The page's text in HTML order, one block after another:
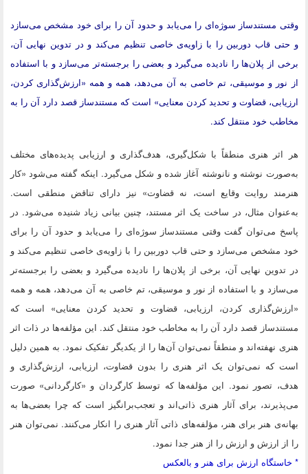
وقتی مستندساز سوژه‌ای را می‌یابد و حدود آن را برای خود مشخص می‌سازد
و حتی قاب دوربین را با زاویه‌ی خاصی تنظیم می‌کند و در تدوین نهایی آن،
برخی از پلان‌ها را نادیده می‌گیرد و بعضی را برجسته‌تر می‌سازد و با استفاده
از نور و موسیقی، تم خاصی به آن می‌دهد، همه و همه «ارزش‌گذاری کردن،
ارزیابی، قضاوت و تحدید کردن معنایی» است که مستندساز قصد دارد آن را به
مخاطب خود منتقل کند.
هر اثر هنری منطقاً با شکل‌گیری، هدف‌گذاری و ارزیابی پدیده‌های مختلف
به‌صورت نوشته و نانوشته آغاز شده و شکل می‌گیرد. اینکه گفته می‌شود «کار
هنرمند روایت وقایع است، نه قضاوت» نیز دارای تناقض منطقی است.
به‌عنوان مثال، در ساخت یک اثر مستند، چنین بیانی زیاد شنیده می‌شود. در
پاسخ می‌توان گفت وقتی مستندساز سوژه‌ای را می‌یابد و حدود آن را برای
خود مشخص می‌سازد و حتی قاب دوربین را با زاویه‌ی خاصی تنظیم می‌کند و
در تدوین نهایی آن، برخی از پلان‌ها را نادیده می‌گیرد و بعضی را برجسته‌تر
می‌سازد و با استفاده از نور و موسیقی، تم خاصی به آن می‌دهد، همه و همه
«ارزش‌گذاری کردن، ارزیابی، قضاوت و تحدید کردن معنایی» است که
مستندساز قصد دارد آن را به مخاطب خود منتقل کند. این مؤلفه‌ها در ذات اثر
هنری نهفته‌اند و منطقاً نمی‌توان آن‌ها را از یکدیگر تفکیک نمود. به همین دلیل
است که نمی‌توان یک اثر هنری را بدون قضاوت، ارزیابی، ارزش‌گذاری و
‌هدف، تصور نمود. این مؤلفه‌ها که توسط کارگردان و «کارگردانی» صورت
می‌پذیرند، برای آثار هنری ذاتی‌اند و تعجب‌برانگیز است که چرا بعضی‌ها به
بهانه‌ی هنر برای هنر، مؤلفه‌های ذاتی آثار هنری را انکار می‌کنند. نمی‌توان هنر
را از ارزش و ارزش را از هنر جدا نمود.
* خاستگاه ارزش برای هنر و بالعکس